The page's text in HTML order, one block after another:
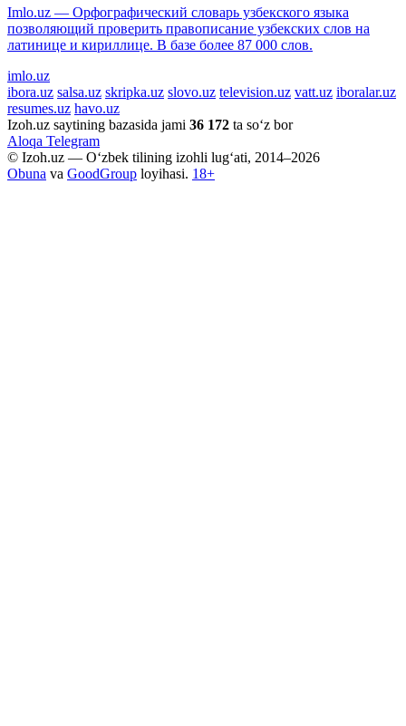
Imlo.uz — Орфографический словарь узбекского языка
позволяющий проверить правописание узбекских слов на
латинице и кириллице. В базе более 87 000 слов.
imlo.uz
ibora.uz salsa.uz skripka.uz slovo.uz television.uz vatt.uz iboralar.uz
resumes.uz havo.uz
Izoh.uz saytining bazasida jami 36 172 ta so‘z bor
Aloqa Telegram
© Izoh.uz — O‘zbek tilining izohli lug‘ati, 2014–2026
Obuna va GoodGroup loyihasi. 18+